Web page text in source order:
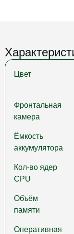
Цвет
Фронтальная
камера
Ёмкость
аккумулятора
Кол-во ядер
CPU
Объём
памяти
Оперативная